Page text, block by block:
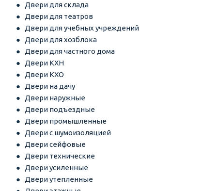
Двери для склада
Двери для театров
Двери для учебных учреждений
Двери для хозблока
Двери для частного дома
Двери КХН
Двери КХО
Двери на дачу
Двери наружные
Двери подъездные
Двери промышленные
Двери с шумоизоляцией
Двери сейфовые
Двери технические
Двери усиленные
Двери утепленные